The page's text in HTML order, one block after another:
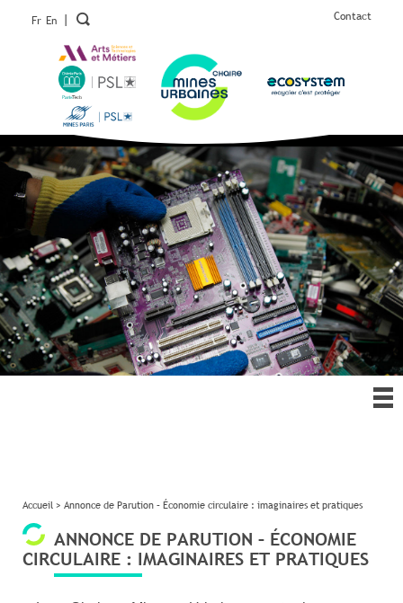
Fr En | Contact
Accueil> Annonce de Parution – Économie circulaire : imaginaires et pratiques
ANNONCE DE PARUTION – ÉCONOMIE
CIRCULAIRE : IMAGINAIRES ET PRATIQUES